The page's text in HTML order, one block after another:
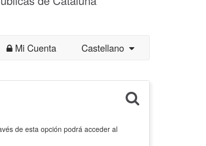
Mi Cuenta Castellano
de esta opción podrá acceder al